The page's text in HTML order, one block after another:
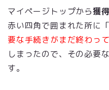
マイページトップから獲
赤い四角で囲まれた所に「
要な手続きがまだ終わって
しまったので、その必要
す。